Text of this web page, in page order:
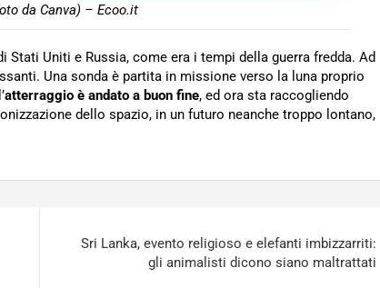
da Canva) – Ecoo.it
Stati Uniti e Russia, come era i tempi della guerra fredda. Ad
Una sonda è partita in missione verso la luna proprio
atterraggio è andato a buon fine, ed ora sta raccogliendo
dello spazio, in un futuro neanche troppo lontano,
Sri Lanka, evento religioso e elefanti imbizzarriti:
gli animalisti dicono siano maltrattati